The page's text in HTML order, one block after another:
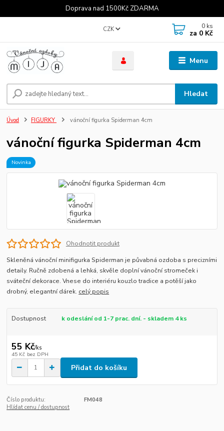
Doprava nad 1500Kč ZDARMA
Menu
CZK
Hledat
0 ks
za 0 Kč
Úvod FIGURKY vánoční figurka Spiderman 4cm
vánoční figurka Spiderman 4cm
Novinka
Ohodnotit produkt
Skleněná vánoční minifigurka Spiderman je půvabná ozdoba s precizními
detaily. Ručně zdobená a lehká, skvěle doplní vánoční stromeček i
sváteční dekorace. Vnese do interiéru kouzlo tradice a potěší jako
drobný, elegantní dárek. celý popis
Dostupnost k odeslání od 1-7 prac. dní. - skladem 4 ks
55 Kč/ks
45 Kč bez DPH
Přidat do košíku
Číslo produktu:
FM048
Hlídat cenu / dostupnost